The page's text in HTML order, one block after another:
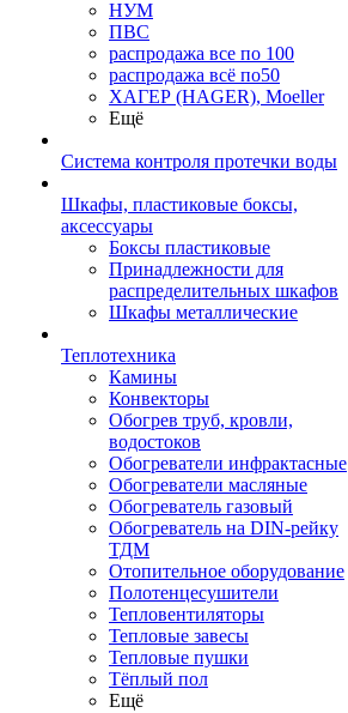
НУМ
ПВС
распродажа все по 100
распродажа всё по50
ХАГЕР (HAGER), Moeller
Ещё
Система контроля протечки воды
Шкафы, пластиковые боксы,
аксессуары
Боксы пластиковые
Принадлежности для
распределительных шкафов
Шкафы металлические
Теплотехника
Камины
Конвекторы
Обогрев труб, кровли,
водостоков
Обогреватели инфрактасные
Обогреватели масляные
Обогреватель газовый
Обогреватель на DIN-рейку
ТДМ
Отопительное оборудование
Полотенцесушители
Тепловентиляторы
Тепловые завесы
Тепловые пушки
Тёплый пол
Ещё